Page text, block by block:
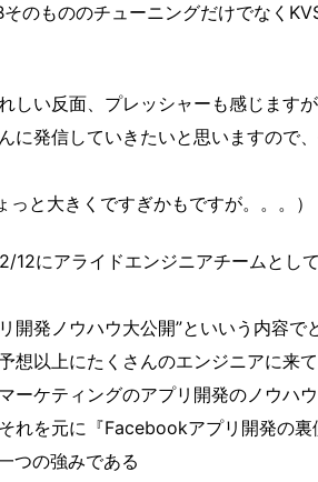
のもののチューニングだけでなく
しい反面、プレッシャーも感じます
に発信していきたいと思いますので
と大きくですぎかもですが。。。）
にアライドエンジニアチームとして
開発ノウハウ大公開”といいう内容で
想以上にたくさんのエンジニアに来
ーケティングのアプリ開発のノウハ
れを元に『Facebookアプリ開発の裏
つの強みである